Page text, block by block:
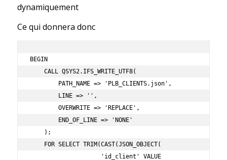
dynamiquement
Ce qui donnera donc
BEGIN